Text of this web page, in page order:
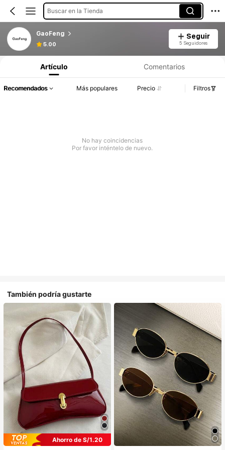
Buscar en la Tienda
GaoFeng
5.00
Seguir
5 Seguidores
Artículo Comentarios
Recomendados Más populares Precio Filtros
No hay coincidencias
Por favor inténtelo de nuevo.
También podría gustarte
Ahorro de S/1.20